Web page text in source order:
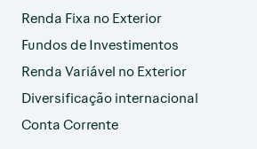
Renda Fixa no Exterior
Fundos de Investimentos
Renda Variável no Exterior
Diversificação internacional
Conta Corrente